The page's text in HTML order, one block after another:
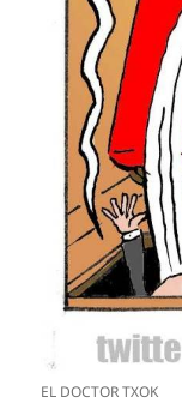
EL DOCTOR TXOK